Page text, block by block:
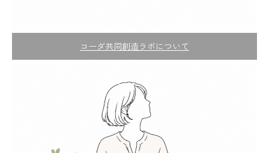
コーダ共同創造ラボについて